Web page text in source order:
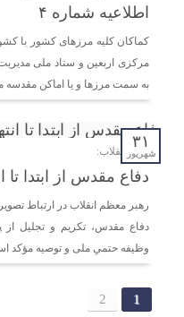
اطلاعیه شماره ۴
کماکان کلیه مرزهای کشور با
مرکزی اربعین و ستاد ملی
به سمت مرزها و یا اماکن مقدسه
۳۱
شهریور
رهبر انقلاب:
دفاع مقدس از ابتدا تا
رهبر معظم انقلاب در ارتباط
دفاع مقدس، تکریم و تجلیل از
وظیفه حتمیِ ملی و توصیه مؤکد
1
2